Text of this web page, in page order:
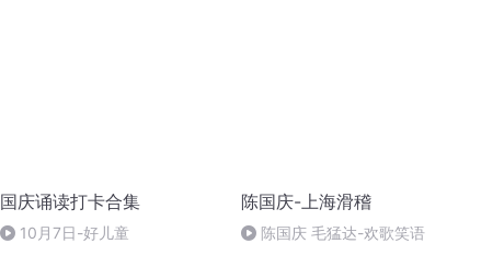
国庆诵读打卡合集
10月7日-好儿童
陈国庆-上海滑稽
陈国庆 毛猛达-欢歌笑语